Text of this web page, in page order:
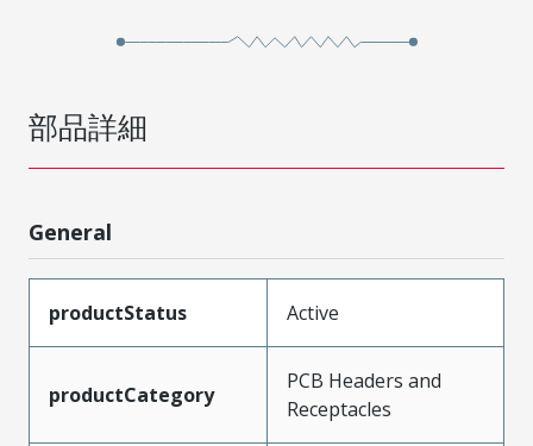
部品詳細
General
productStatus Active
productCategory
PCB Headers and
Receptacles